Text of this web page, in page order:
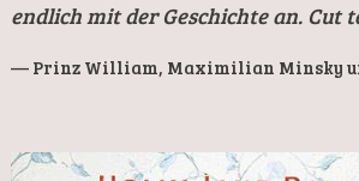
endlich mit der Geschichte an. Cut
Prinz William, Maximilian Minsky